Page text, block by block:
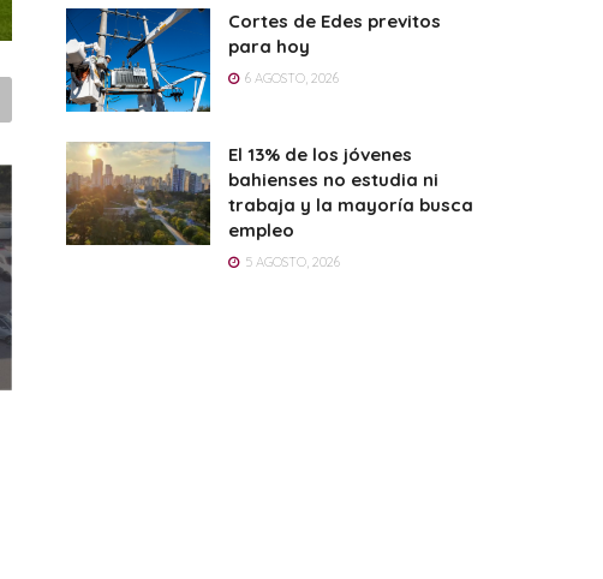
Cortes de Edes previtos
para hoy
6 AGOSTO, 2026
El 13% de los jóvenes
bahienses no estudia ni
trabaja y la mayoría busca
empleo
5 AGOSTO, 2026